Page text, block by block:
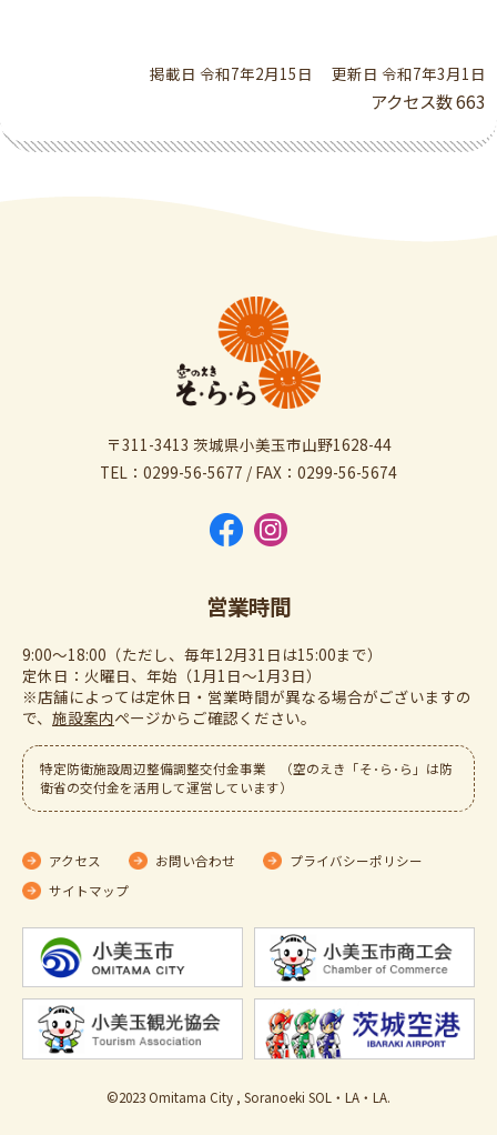
掲載日 令和7年2月15日 更新日 令和7年3月1日
アクセス数663
〒311-3413 茨城県小美玉市山野1628-44
TEL：0299-56-5677 / FAX：0299-56-5674
営業時間
9:00～18:00（ただし、毎年12月31日は15:00まで）
定休日：火曜日、年始（1月1日～1月3日）
※店舗によっては定休日・営業時間が異なる場合がございますの
で、 施設案内ぺージからご確認ください。
特定防衛施設周辺整備調整交付金事業 （空のえき「そ･ら･ら」は防
衛省の交付金を活用して運営しています）
アクセス お問い合わせ
プライバシーポリシー
サイトマップ
©2023 Omitama City , Soranoeki SOL・LA・LA.